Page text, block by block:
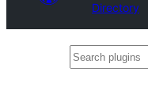
Directory
Search